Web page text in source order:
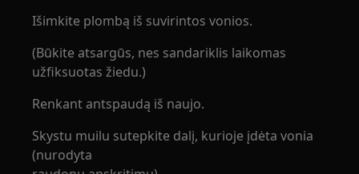
Išimkite plombą iš suvirintos vonios.
(Būkite atsargūs, nes sandariklis laikomas
užfiksuotas žiedu.)
Renkant antspaudą iš naujo.
Skystu muilu sutepkite dalį, kurioje įdėta vonia
(nurodyta